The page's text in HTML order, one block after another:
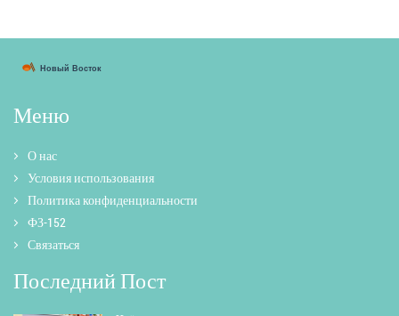
Меню
О нас
Условия использования
Политика конфиденциальности
ФЗ-152
Связаться
Последний Пост